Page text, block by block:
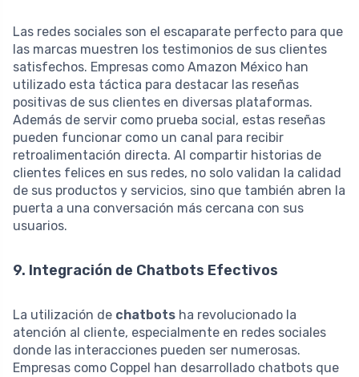
Las redes sociales son el escaparate perfecto para que
las marcas muestren los testimonios de sus clientes
satisfechos. Empresas como Amazon México han
utilizado esta táctica para destacar las reseñas
positivas de sus clientes en diversas plataformas.
Además de servir como prueba social, estas reseñas
pueden funcionar como un canal para recibir
retroalimentación directa. Al compartir historias de
clientes felices en sus redes, no solo validan la calidad
de sus productos y servicios, sino que también abren la
puerta a una conversación más cercana con sus
usuarios.
9. Integración de Chatbots Efectivos
La utilización de chatbots ha revolucionado la
atención al cliente, especialmente en redes sociales
donde las interacciones pueden ser numerosas.
Empresas como Coppel han desarrollado chatbots que